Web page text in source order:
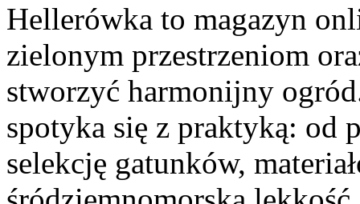
Hellerówka to magazyn
zielonym przestrzeniom
stworzyć harmonijny
spotyka się z praktyką: od
selekcję gatunków,